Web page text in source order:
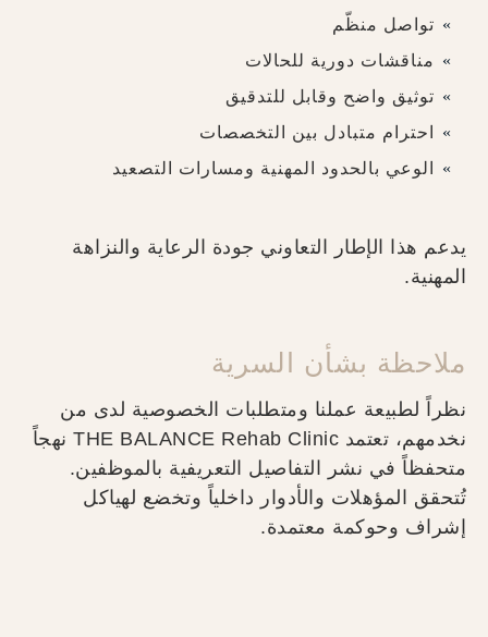
تواصل منظّم
مناقشات دورية للحالات
توثيق واضح وقابل للتدقيق
احترام متبادل بين التخصصات
الوعي بالحدود المهنية ومسارات التصعيد
يدعم هذا الإطار التعاوني جودة الرعاية والنزاهة
المهنية.
ملاحظة بشأن السرية
نظراً لطبيعة عملنا ومتطلبات الخصوصية لدى من
نخدمهم، تعتمد THE BALANCE Rehab Clinic نهجاً
متحفظاً في نشر التفاصيل التعريفية بالموظفين.
تُتحقق المؤهلات والأدوار داخلياً وتخضع لهياكل
إشراف وحوكمة معتمدة.